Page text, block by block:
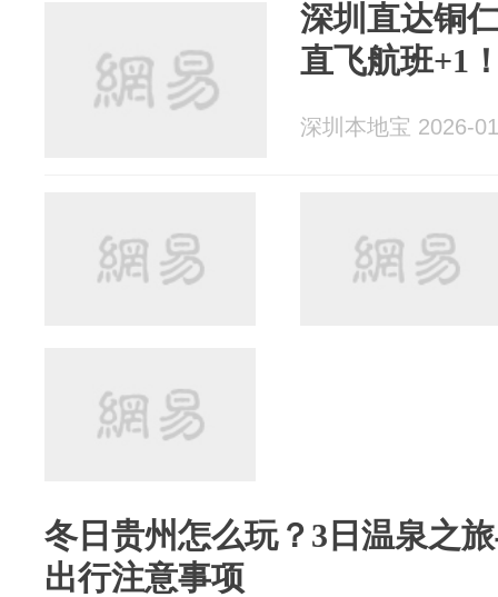
深圳直达铜
直飞航班+1
深圳本地宝 2026-
冬日贵州怎么玩？3日温泉之
出行注意事项